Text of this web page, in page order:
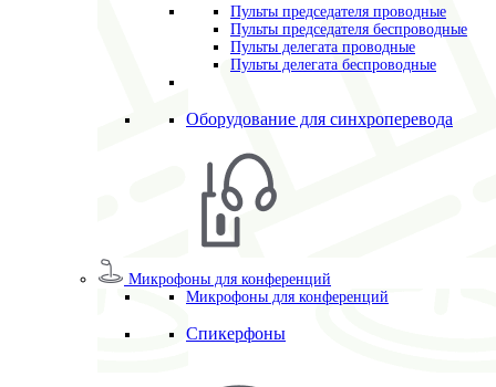
Пульты председателя проводные
Пульты председателя беспроводные
Пульты делегата проводные
Пульты делегата беспроводные
Оборудование для синхроперевода
Микрофоны для конференций
Микрофоны для конференций
Спикерфоны